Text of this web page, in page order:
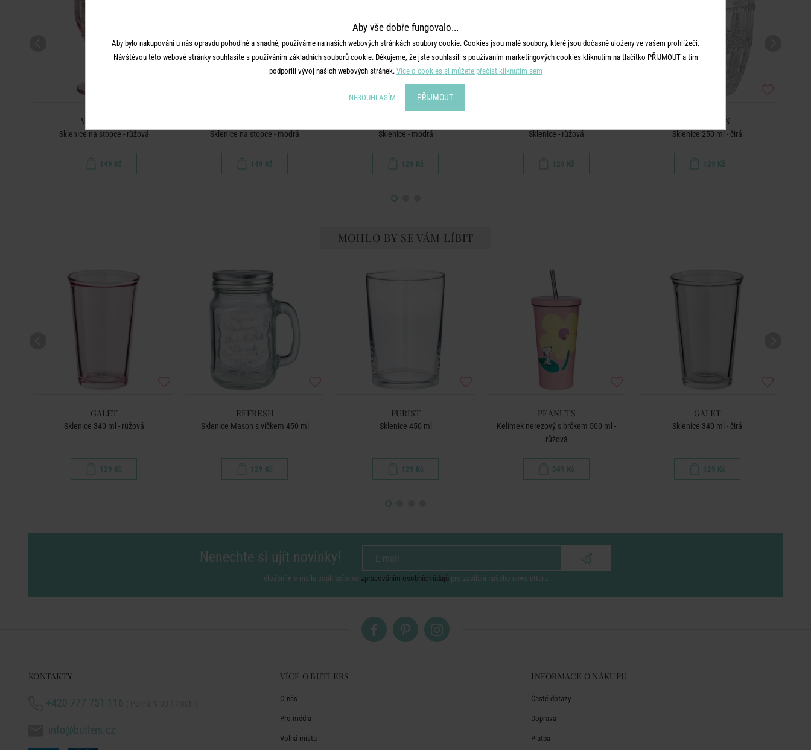
VICTORIAN
Sklenice na stopce - růžová
149 Kč
Sklenice na stopce - modrá
149 Kč
Sklenice - modrá
129 Kč
Sklenice - růžová
129 Kč
VICTORIAN
Sklenice 250 ml - čirá
129 Kč
MOHLO BY SE VÁM LÍBIT
GALET
Sklenice 340 ml - růžová
129 Kč
REFRESH
Sklenice Mason s víčkem 450 ml
129 Kč
PURIST
Sklenice 450 ml
129 Kč
PEANUTS
Kelímek nerezový s brčkem 500 ml -
růžová
349 Kč
GALET
Sklenice 340 ml - čirá
129 Kč
Nenechte si ujít novinky!
vložením e-mailu souhlasíte se zpracováním osobních údajů pro zasílání našeho newsletteru
KONTAKTY
+420 777 751 116
info@butlers.cz
VÍCE O BUTLERS
O nás
Pro média
Volná místa
INFORMACE O NÁKUPU
Časté dotazy
Doprava
Platba
Aby vše dobře fungovalo...
Aby bylo nakupování u nás opravdu pohodlné a snadné, používáme na našich webových stránkách soubory cookie. Cookies jsou malé soubory, které jsou dočasně uloženy ve vašem prohlížeči.
Návštěvou této webové stránky souhlasíte s používáním základních souborů cookie. Děkujeme, že jste souhlasili s používáním marketingových cookies kliknutím na tlačítko PŘIJMOUT a tím
podpořili vývoj našich webových stránek. Více o cookies si můžete přečíst kliknutím sem
NESOUHLASÍM PŘIJMOUT